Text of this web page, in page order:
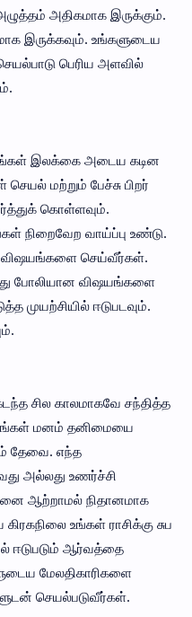
அதிகமாக இருக்கும்.
இருக்கவும். உங்களுடைய
பெரிய அளவில்
இலக்கை அடைய கடின
மற்றும் பேச்சு பிறர்
கொள்ளவும்.
நிறைவேற வாய்ப்பு உண்டு.
விஷயங்களை செய்வீர்கள்.
போலியான விஷயங்களை
முயற்சியில் ஈடுபடவும்.
சில காலமாகவே சந்தித்த
மனம் தனிமையை
தேவை. எந்த
அல்லது உணர்ச்சி
ஆற்றாமல் நிதானமாக
உங்கள் ராசிக்கு சுப
ஈடுபடும் ஆர்வத்தை
மேலதிகாரிகளை
செயல்படுவீர்கள்.